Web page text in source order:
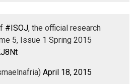
#ISOJ, the official research
5, Issue 1 Spring 2015
April 18, 2015